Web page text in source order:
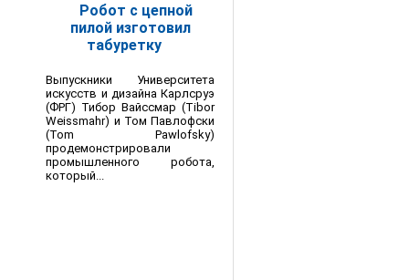
Робот с цепной
пилой изготовил
табуретку
Выпускники Университета
искусств и дизайна Карлсруэ
(ФРГ) Тибор Вайссмар (Tibor
Weissmahr) и Том Павлофски
(Tom Pawlofsky)
продемонстрировали
промышленного робота,
который...